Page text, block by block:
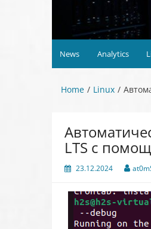
News Analytics
Home Linux
LTS с
23.12.2024